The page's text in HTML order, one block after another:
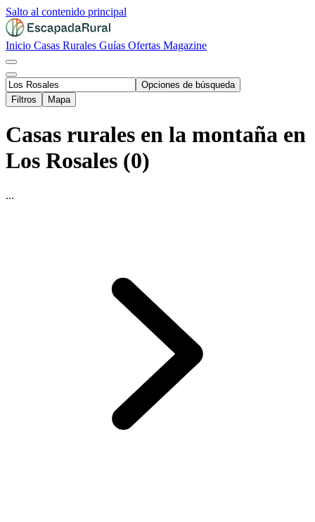
Salto al contenido principal
Inicio Casas Rurales Guías Ofertas Magazine
Opciones de búsqueda
Filtros
Mapa
Casas rurales en la montaña en
Los Rosales (0)
...